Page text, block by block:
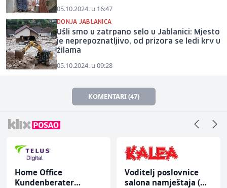
05.10.2024. u 16:47
DONJA JABLANICA
Ušli smo u zatrpano selo u Jablanici: Mjesto
je neprepoznatljivo, od prizora se ledi krv u
žilama
05.10.2024. u 09:28
KOMENTARI (47)
Home Office
Kundenberater
Voditelj poslovnice
salona namještaja (m/